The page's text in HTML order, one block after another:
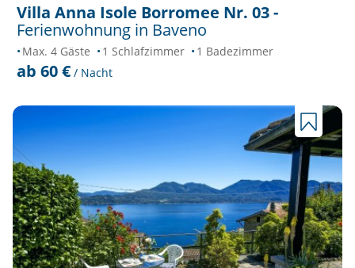
Villa Anna Isole Borromee Nr. 03 -
Ferienwohnung in Baveno
Max. 4 Gäste 1 Schlafzimmer 1 Badezimmer
ab 60 € / Nacht